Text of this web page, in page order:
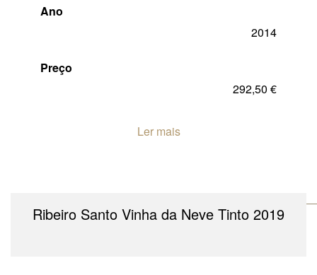
Ano
2014
Preço
292,50€
Ler mais
Ribeiro Santo Vinha da Neve Tinto 2019